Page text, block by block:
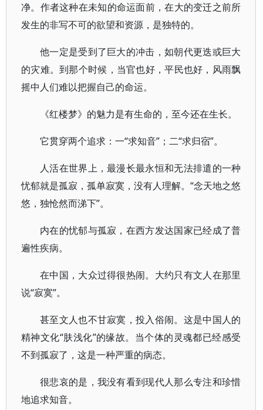
净。作者这种在未知的命运面前，在大的变迁之前所
发生的非写不可的欲望和资源，是独特的。
他一定是受到了巨大的冲击，如朝代更迭或巨大
的灾难。到那个时候，当官也好，平民也好，风雨飘
摇中人们难以把握自己的命运。
《红楼梦》的魅力是有生命的，至今还在生长。
它贯穿两个追求：一“求知音”；二“求归宿”。
人活在世界上，最漫长最永恒和无法排遣的一种
忧郁就是孤寂，孤单寂寞，没有人理解。“念天地之悠
悠，独怆然而涕下”。
内在的忧郁与孤寂，在西方发达国家已经成了普
遍性疾病。
在中国，大众过得很热闹。大约只有文人在那里
说“寂寞”。
甚至文人也不甘寂寞，投入俗闹。这是中国人的
精神文化“肤浅化”的缘故。当个体的灵魂都已经感受
不到孤寂了，这是一种严重的病态。
很悲哀的是，我没有看到现代人那么专注和珍惜
地追求知音。